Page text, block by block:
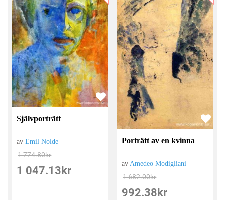
Självporträtt
avEmil Nolde
1 774.80kr
1 047.13 kr
Porträtt av en kvinna
avAmedeo Modigliani
1 682.00kr
992.38 kr